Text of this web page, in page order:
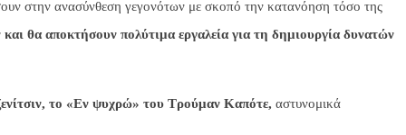
στην ανασύνθεση γεγονότων με σκοπό την κατανόηση τόσο της
θα αποκτήσουν πολύτιμα εργαλεία για τη δημιουργία δυνατών
το «Εν ψυχρώ» του Τρούμαν Καπότε, αστυνομικά